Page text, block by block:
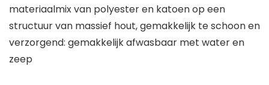
materiaalmix van polyester en katoen op een
structuur van massief hout, gemakkelijk te schoon en
verzorgend: gemakkelijk afwasbaar met water en
zeep